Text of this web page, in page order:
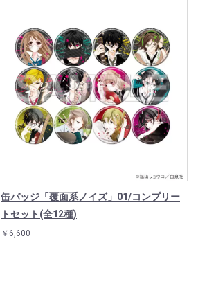
缶バッジ「覆面系ノイズ」01/コンプリー
トセット(全12種)
￥6,600